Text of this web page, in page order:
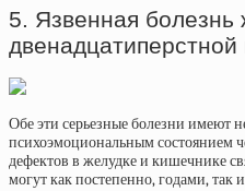
5. Язвенная болезнь
двенадцатиперстной
Обе эти серьезные болезни имеют
психоэмоциональным состоянием
дефектов в желудке и кишечнике
могут как постепенно, годами, так